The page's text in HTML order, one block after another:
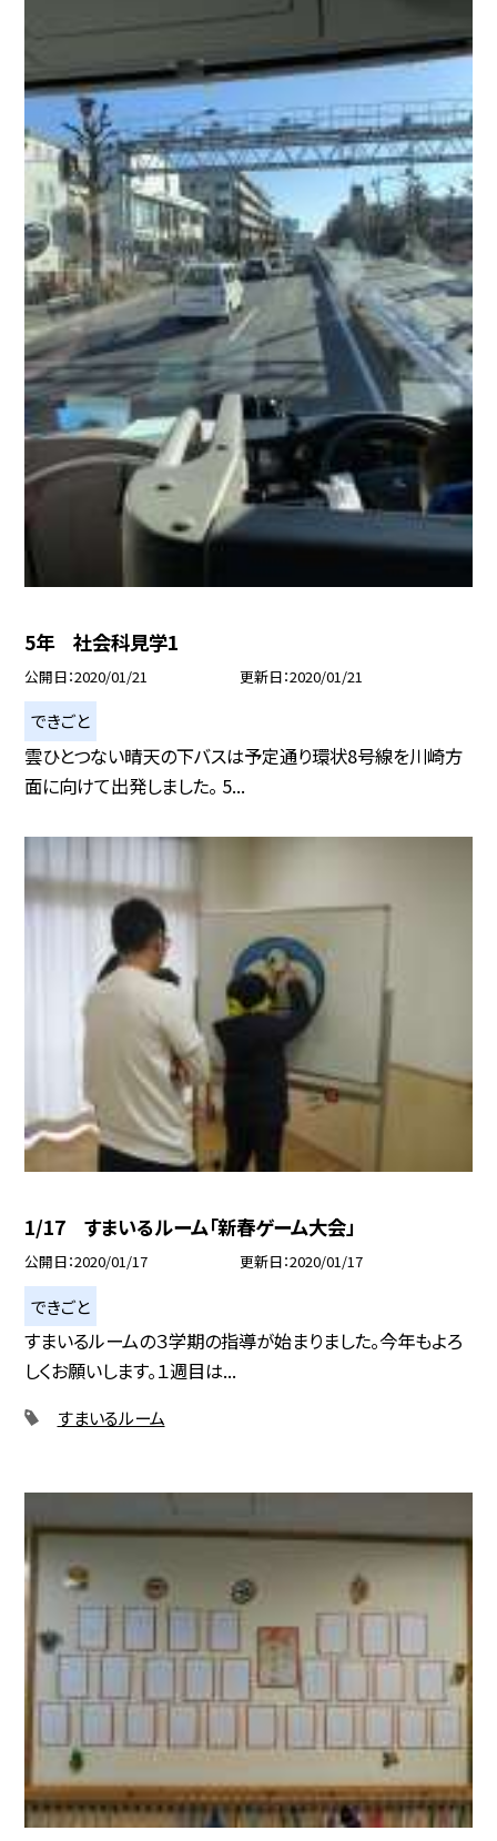
5年 社会科見学1
公開日 2020/01/21 更新日 2020/01/21
できごと
雲ひとつない晴天の下バスは予定通り環状8号線を川崎方
面に向けて出発しました。 5...
1/17 すまいるルーム「新春ゲーム大会」
公開日 2020/01/17 更新日 2020/01/17
できごと
すまいるルームの３学期の指導が始まりました。今年もよろ
しくお願いします。１週目は...
すまいるルーム